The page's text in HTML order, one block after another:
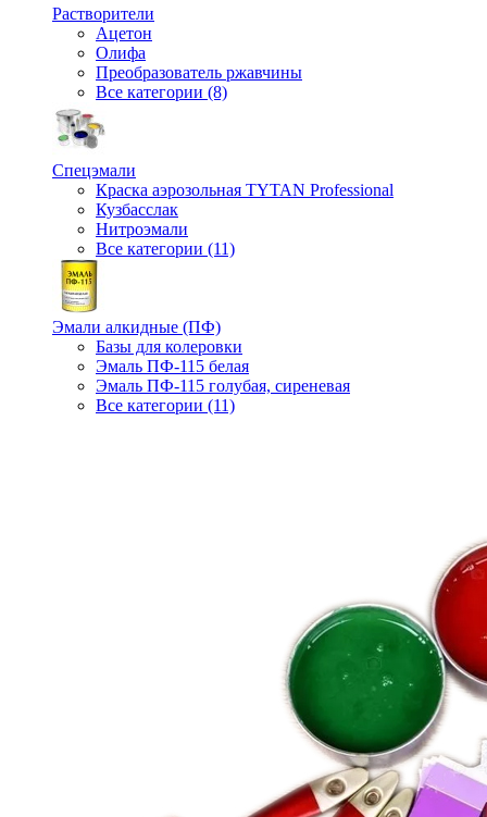
Растворители
Ацетон
Олифа
Преобразователь ржавчины
Все категории (8)
Спецэмали
Краска аэрозольная TYTAN Professional
Кузбасслак
Нитроэмали
Все категории (11)
Эмали алкидные (ПФ)
Базы для колеровки
Эмаль ПФ-115 белая
Эмаль ПФ-115 голубая, сиреневая
Все категории (11)